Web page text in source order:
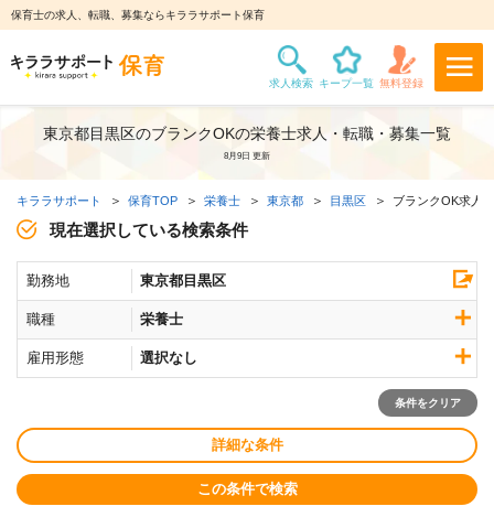
保育士の求人、転職、募集ならキララサポート保育
東京都目黒区のブランクOKの栄養士求人・転職・募集一覧
8月9日 更新
キララサポート 保育TOP 栄養士 東京都 目黒区 ブランクOK求人
現在選択している検索条件
勤務地 東京都目黒区
職種 栄養士
雇用形態 選択なし
条件をクリア
詳細な条件
この条件で検索